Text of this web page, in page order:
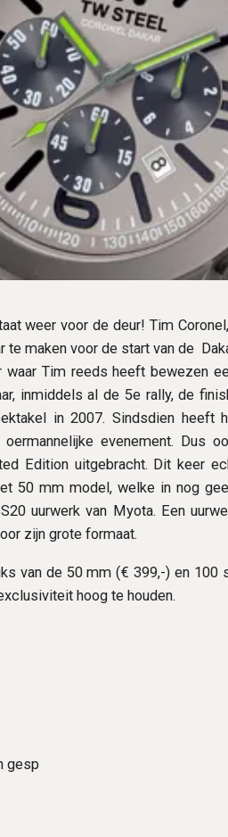
weer voor de deur! Tim
te maken voor de start van de
waar Tim reeds heeft bewezen
inmiddels al de 5e rally, de
in 2007. Sindsdien heeft
evenement. Dus
Edition uitgebracht. Dit keer
50 mm model, welke in nog
uurwerk van Myota. Een
zijn grote formaat.
van de 50 mm (€ 399,-) en 100
hoog te houden.
gesp